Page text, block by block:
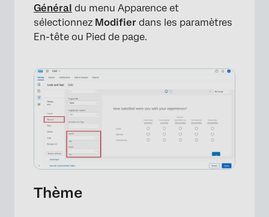
Général du menu Apparence et
sélectionnez Modifier dans les paramètres
En-tête ou Pied de page.
Thème